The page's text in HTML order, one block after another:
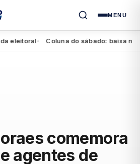
MENU
● Coluna do sábado: baixa no
comemora
agentes de